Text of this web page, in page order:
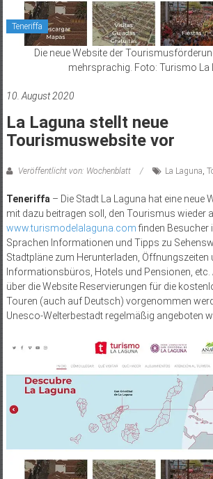
Teneriffa
Die neue Website der
mehrsprachig. Foto: Turismo La
10. August 2020
La Laguna stellt neue
Tourismuswebsite vor
Veröffentlicht von: Wochenblatt La Laguna
Teneriffa – Die Stadt La Laguna hat eine neue
mit dazu beitragen soll, den Tourismus wieder
www.turismodelalaguna.com finden Besucher
Sprachen Informationen und Tipps zu
Stadtpläne zum Herunterladen, Öffnungszeiten
Informationsbüros, Hotels und Pensionen,
über die Website Reservierungen für die
Touren (auch auf Deutsch) vorgenommen
Unesco-Welterbestadt regelmäßig angeboten